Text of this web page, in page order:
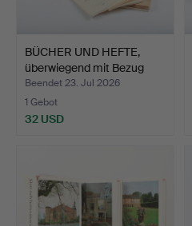
BÜCHER UND HEFTE,
überwiegend mit Bezug
zu…
Beendet 23. Jul 2026
1 Gebot
32 USD